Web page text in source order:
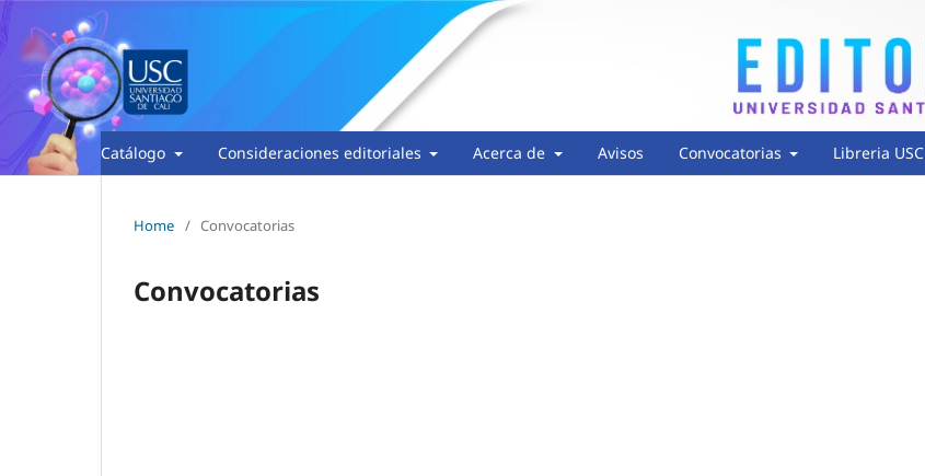
Catálogo Consideraciones editoriales Acerca de Avisos Convocatorias Libreria USC
Home / Convocatorias
Convocatorias